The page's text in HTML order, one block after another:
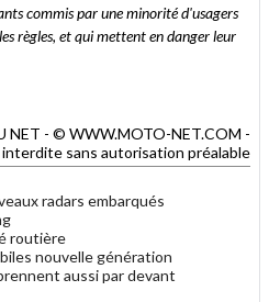
commis par une minorité d'usagers
règles, et qui mettent en danger leur
NET - © WWW.MOTO-NET.COM -
sans autorisation préalable
radars embarqués
routière
nouvelle génération
aussi par devant